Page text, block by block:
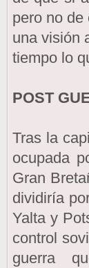
pero no de
una visión
tiempo lo
POST
Tras la
ocupada
Gran
dividiría
Yalta y
control
guerra